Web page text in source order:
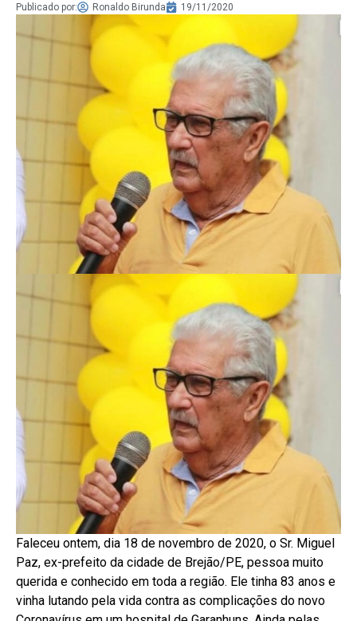
Publicado por: Ronaldo Birunda 19/11/2020
Faleceu ontem, dia 18 de novembro de 2020, o Sr. Miguel
Paz, ex-prefeito da cidade de Brejão/PE, pessoa muito
querida e conhecido em toda a região. Ele tinha 83 anos e
vinha lutando pela vida contra as complicações do novo